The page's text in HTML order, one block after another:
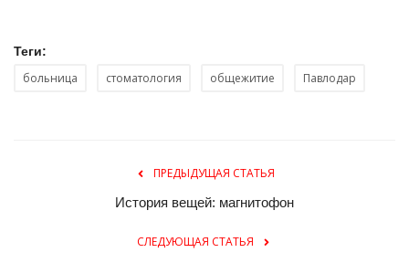
Теги:
больница стоматология общежитие Павлодар
ПРЕДЫДУЩАЯ СТАТЬЯ
История вещей: магнитофон
СЛЕДУЮЩАЯ СТАТЬЯ